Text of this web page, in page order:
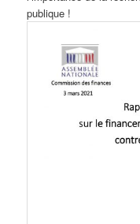
publique !